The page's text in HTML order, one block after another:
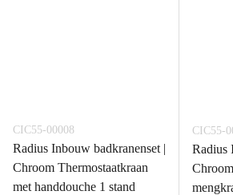
CIC55-00008
Radius Inbouw badkranenset |
Chroom Thermostaatkraan
met handdouche 1 stand
CIC55-
Radius